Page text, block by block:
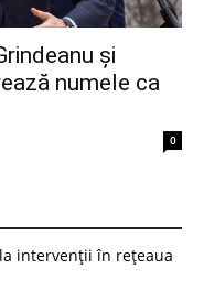
și
numele ca
0
intervenții în rețeaua